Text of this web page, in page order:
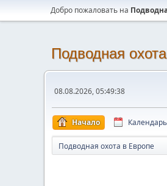
Добро пожаловать на
Подводная
08.08.2026, 05:49:38
Начало Календарь
Подводная охота в Европе